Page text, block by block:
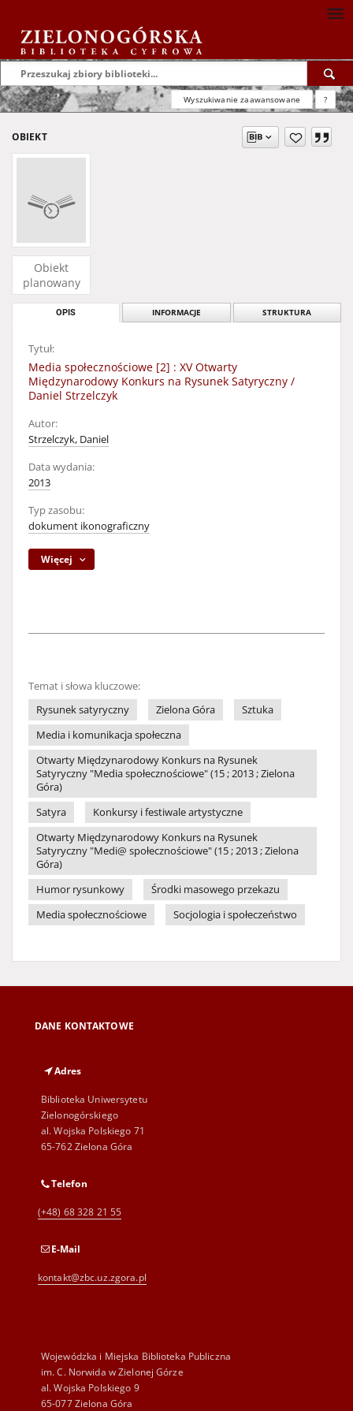
Wyszukiwanie zaawansowane ?
OBIEKT
Obiekt
planowany
OPIS INFORMACJE STRUKTURA
Tytuł:
Media społecznościowe [2] : XV Otwarty
Międzynarodowy Konkurs na Rysunek Satyryczny /
Daniel Strzelczyk
Autor:
Strzelczyk, Daniel
Data wydania:
2013
Typ zasobu:
dokument ikonograficzny
Więcej
Temat i słowa kluczowe:
Rysunek satyryczny
Zielona Góra
Sztuka
Media i komunikacja społeczna
Otwarty Międzynarodowy Konkurs na Rysunek
Satyryczny "Media społecznościowe" (15 ; 2013 ; Zielona
Góra)
Satyra
Konkursy i festiwale artystyczne
Otwarty Międzynarodowy Konkurs na Rysunek
Satyryczny "Medi@ społecznościowe" (15 ; 2013 ; Zielona
Góra)
Humor rysunkowy
Środki masowego przekazu
Media społecznościowe
Socjologia i społeczeństwo
DANE KONTAKTOWE
Adres
Biblioteka Uniwersytetu
Zielonogórskiego
al. Wojska Polskiego 71
65-762 Zielona Góra
Telefon
(+48) 68 328 21 55
E-Mail
kontakt@zbc.uz.zgora.pl
Wojewódzka i Miejska Biblioteka Publiczna
im. C. Norwida w Zielonej Górze
al. Wojska Polskiego 9
65-077 Zielona Góra